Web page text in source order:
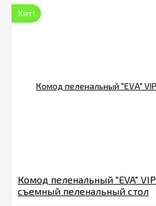
Хит!
Комод пеленальный "EVA" VIP
съемный пеленальный стол